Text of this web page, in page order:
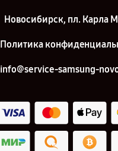
Новосибирск, пл. Карла
Политика
info@service-samsung-